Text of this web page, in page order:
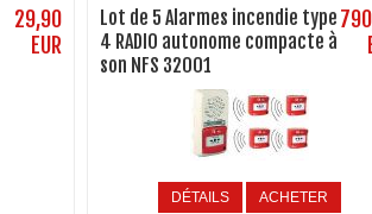
29,90
EUR
Lot de 5 Alarmes incendie type
4 RADIO autonome compacte à
son NFS 32001
DÉTAILS ACHETER